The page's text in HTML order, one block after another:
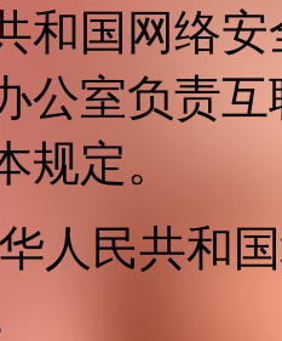
和国网络
公室负责
规定。
人民共和